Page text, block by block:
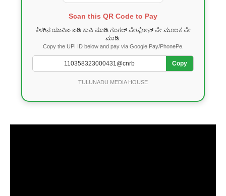
Scan this QR Code to Pay
ಕೆಳಗಿನ ಯುಪಿಐ ಐಡಿ ಕಾಪಿ ಮಾಡಿ ಗೂಗಲ್ ಪೇ/ಫೋನ್ ಪೇ ಮೂಲಕ ಪೇ
ಮಾಡಿ.
Copy the UPI ID below and pay via Google Pay/PhonePe.
Copy
TULUNADU MEDIA HOUSE